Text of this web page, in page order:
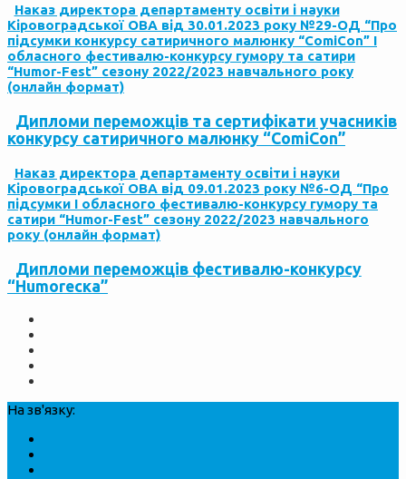
Наказ директора департаменту освіти і науки
Кіровоградської ОВА від 30.01.2023 року №29-ОД “Про
підсумки конкурсу сатиричного малюнку “ComiCon” І
обласного фестивалю-конкурсу гумору та сатири
“Humor-Fest” сезону 2022/2023 навчального року
(онлайн формат)
Дипломи переможців та сертифікати учасників
конкурсу сатиричного малюнку “ComiCon”
Наказ директора департаменту освіти і науки
Кіровоградської ОВА від 09.01.2023 року №6-ОД “Про
підсумки І обласного фестивалю-конкурсу гумору та
сатири “Humor-Fest” сезону 2022/2023 навчального
року (онлайн формат)
Дипломи переможців фестивалю-конкурсу
“Humoreска”
На зв'язку: